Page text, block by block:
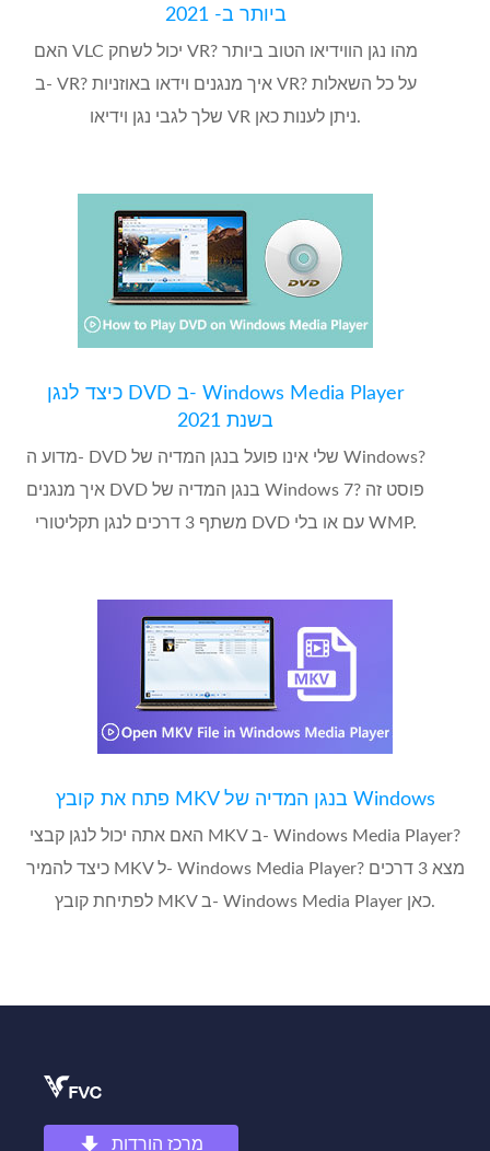
ביותר ב- 2021
האם VLC יכול לשחק VR? מהו נגן הווידיאו הטוב ביותר
ב- VR? איך מנגנים וידאו באוזניות VR? על כל השאלות
שלך לגבי נגן וידיאו VR ניתן לענות כאן.
כיצד לנגן DVD ב- Windows Media Player
בשנת 2021
מדוע ה- DVD שלי אינו פועל בנגן המדיה של Windows?
איך מנגנים DVD בנגן המדיה של Windows 7? פוסט זה
משתף 3 דרכים לנגן תקליטורי DVD עם או בלי WMP.
פתח את קובץ MKV בנגן המדיה של Windows
האם אתה יכול לנגן קבצי MKV ב- Windows Media Player?
כיצד להמיר MKV ל- Windows Media Player? מצא 3 דרכים
לפתיחת קובץ MKV ב- Windows Media Player כאן.
מרכז הורדות